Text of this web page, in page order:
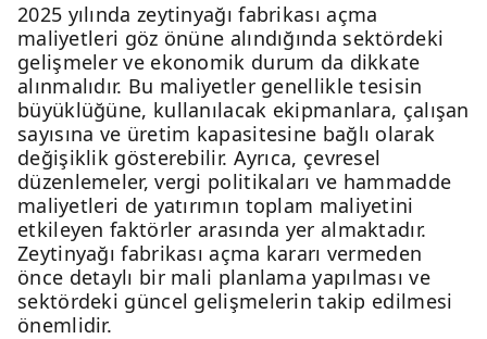
2025 yılında zeytinyağı fabrikası açma
maliyetleri göz önüne alındığında sektördeki
gelişmeler ve ekonomik durum da dikkate
alınmalıdır. Bu maliyetler genellikle tesisin
büyüklüğüne, kullanılacak ekipmanlara, çalışan
sayısına ve üretim kapasitesine bağlı olarak
değişiklik gösterebilir. Ayrıca, çevresel
düzenlemeler, vergi politikaları ve hammadde
maliyetleri de yatırımın toplam maliyetini
etkileyen faktörler arasında yer almaktadır.
Zeytinyağı fabrikası açma kararı vermeden
önce detaylı bir mali planlama yapılması ve
sektördeki güncel gelişmelerin takip edilmesi
önemlidir.